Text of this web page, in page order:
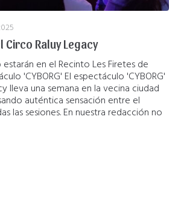
Circo Raluy Legacy
en el Recinto Les Firetes de
'CYBORG' El espectáculo 'CYBORG'
lleva una semana en la vecina ciudad
auténtica sensación entre el
las sesiones. En nuestra redacción no